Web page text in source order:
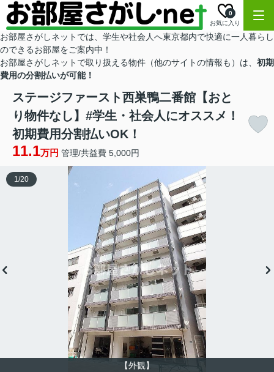
お気に入り
0
お部屋さがしネットでは、学生や社会人へ東京都内で快適に一人暮らし
のできるお部屋をご案内中！
お部屋さがしネットで取り扱える物件（他のサイトの情報も）は、 初期
費用の分割払いが可能！
ステージファースト西巣鴨二番館【おと
り物件なし】#学生・社会人にオススメ！
初期費用分割払いOK！
11.1万円 管理/共益費 5,000円
【外観】
1/20